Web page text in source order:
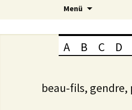
Menü
A B C D
beau-fils,